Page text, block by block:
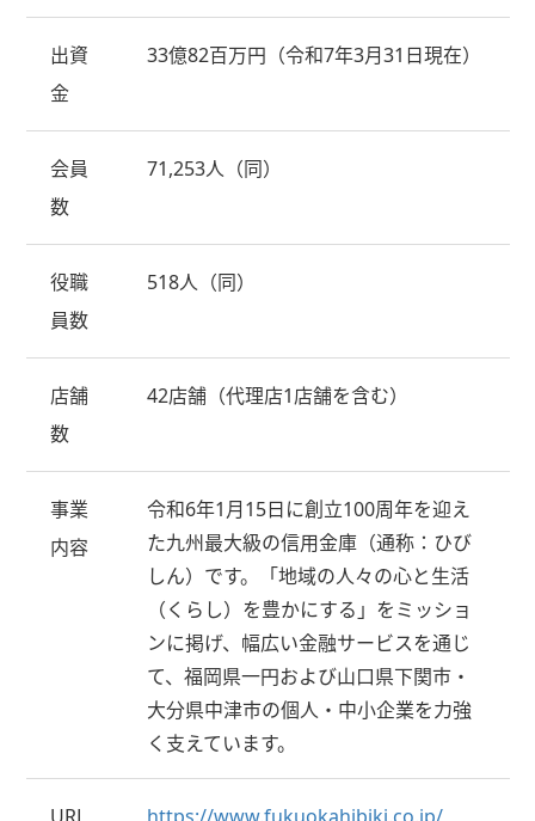
出資
金
33億82百万円（令和7年3月31日現在）
会員
数
71,253人（同）
役職
員数
518人（同）
店舗
数
42店舗（代理店1店舗を含む）
事業
内容
令和6年1月15日に創立100周年を迎え
た九州最大級の信用金庫（通称：ひび
しん）です。「地域の人々の心と生活
（くらし）を豊かにする」をミッショ
ンに掲げ、幅広い金融サービスを通じ
て、福岡県一円および山口県下関市・
大分県中津市の個人・中小企業を力強
く支えています。
URL https://www.fukuokahibiki.co.jp/